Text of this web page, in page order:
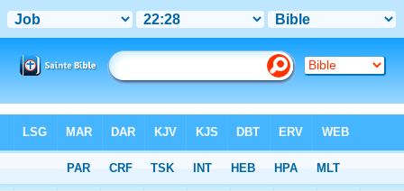
Chapitre 22 > Verset 28